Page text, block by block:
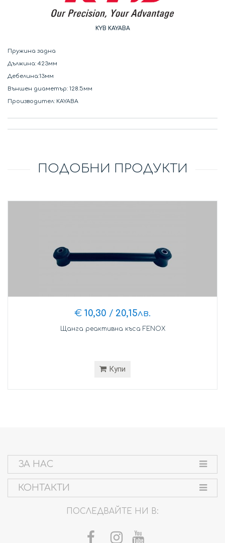
KYB KAYABA
Пружина задна
Дължина: 423мм
Дебелина:13мм
Външен диаметър: 128.5мм
Производител: KAYABA
ПОДОБНИ ПРОДУКТИ
€ 10,30 / 20,15лв.
Щанга реактивна къса FENOX
Купи
ЗА НАС
КОНТАКТИ
ПОСЛЕДВАЙТЕ НИ В: